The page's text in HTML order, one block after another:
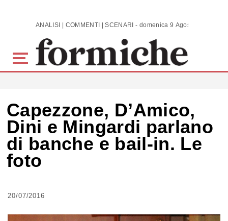
Skip to main content ANALISI | COMMENTI | SCENARI - domenica 9 Agosto 2026
Capezzone, D’Amico,
Dini e Mingardi parlano
di banche e bail-in. Le
foto
20/07/2016